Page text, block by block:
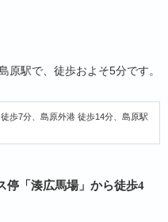
原駅で、徒歩およそ5分です。
歩7分、島原外港 徒歩14分、島原駅
停「湊広馬場」から徒歩4